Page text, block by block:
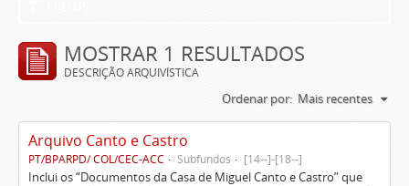
MOSTRAR 1 RESULTADOS
DESCRIÇÃO ARQUIVÍSTICA
Ordenar por: Mais recentes
Arquivo Canto e Castro
PT/BPARPD/ COL/CEC-ACC Subfundos [14--]-[18--]
Inclui os “Documentos da Casa de Miguel Canto e Castro” que